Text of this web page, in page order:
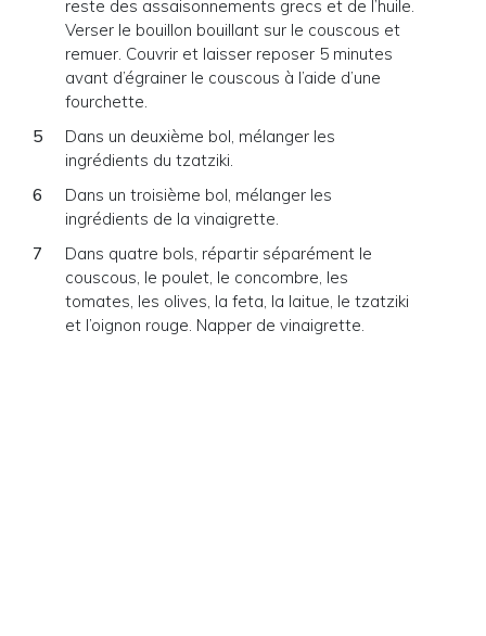
reste des assaisonnements grecs et de l’huile.
Verser le bouillon bouillant sur le couscous et
remuer. Couvrir et laisser reposer 5 minutes
avant d’égrainer le couscous à l’aide d’une
fourchette.
Dans un deuxième bol, mélanger les
ingrédients du tzatziki.
Dans un troisième bol, mélanger les
ingrédients de la vinaigrette.
Dans quatre bols, répartir séparément le
couscous, le poulet, le concombre, les
tomates, les olives, la feta, la laitue, le tzatziki
et l’oignon rouge. Napper de vinaigrette.